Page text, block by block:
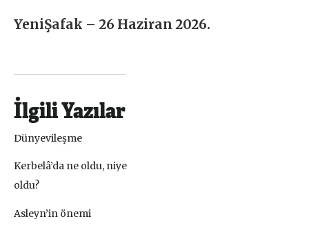
YeniŞafak – 26 Haziran 2026.
İlgili Yazılar
Dünyevileşme
Kerbelâ’da ne oldu, niye
oldu?
Asleyn’in önemi